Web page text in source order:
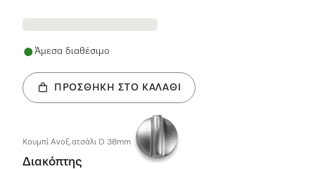
Άμεσα διαθέσιμο
ΠΡΟΣΘΉΚΗ ΣΤΟ ΚΑΛΆΘΙ
Κουμπί Aνοξ.ατσάλι D 38mm
Διακόπτης